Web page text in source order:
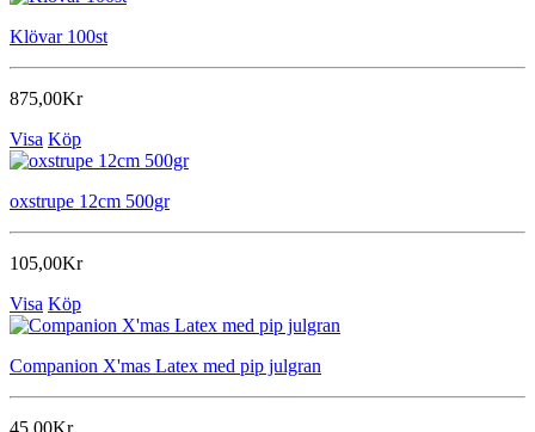
Klövar 100st
875,00Kr
Visa Köp
oxstrupe 12cm 500gr
105,00Kr
Visa Köp
Companion X'mas Latex med pip julgran